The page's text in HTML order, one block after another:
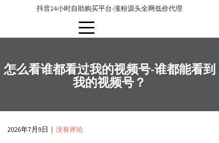
抖音24小时自助购买平台-涨粉源头全网低价代理
怎么看谁都看过我的视频号-谁都能看到
我的视频号？
2026年7月9日 | 没有评论